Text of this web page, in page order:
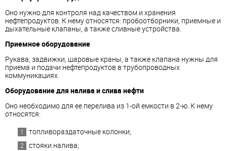
Оно нужно для контроля над качеством и хранения
нефтепродуктов. К нему относятся: пробоотборники, приемные и
дыхательные клапаны, а также сливные устройства.
Приемное оборудование
Рукава, задвижки, шаровые краны, а также клапана нужны для
приема и подачи нефтепродуктов в трубопроводных
коммуникациях.
Оборудование для налива и слива нефти
Оно необходимо для ее перелива из 1-ой емкости в 2-ю. К нему
относятся:
топливораздаточные колонки;
стояки налива;